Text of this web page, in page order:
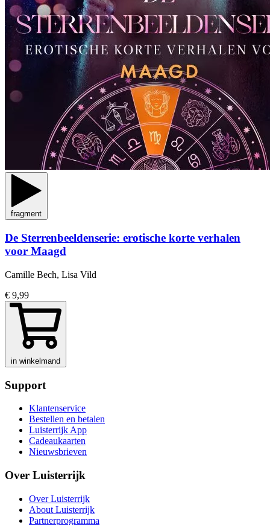
fragment
De Sterrenbeeldenserie: erotische korte verhalen
voor Maagd
Camille Bech, Lisa Vild
€ 9,99
in winkelmand
Support
Klantenservice
Bestellen en betalen
Luisterrijk App
Cadeaukaarten
Nieuwsbrieven
Over Luisterrijk
Over Luisterrijk
About Luisterrijk
Partnerprogramma